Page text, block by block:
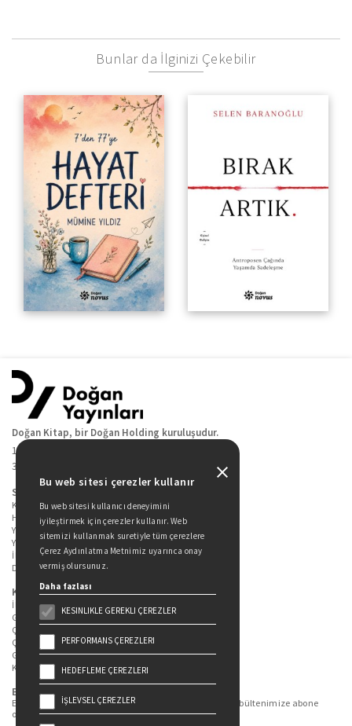
Bunlar da İlginizi Çekebilir
Doğan Kitap, bir Doğan Holding kuruluşudur.
19 Mayıs Cad. Golden Plaza No:1 Kat:10
34360 / Şişli / İstanbul
Sitede Yer Alan Sayfalar
Kitaplarımız
Hakkımızda
Yazarlarımız
Yazar Adayları İçin
İletişim
Duygu Asena Roman Ödülü
Kişisel Verilerin Korunması
İlgili Kişi Başvuru Formu
Genel Aydınlatma Metni
Çekiliş Aydınlatma Metni
Çerez Aydınlatma Metni
Gizlilik Politikası
Kullanım Şartları
Bizi Takip Edin...
En güncel kitap ve etkinliklerden haberdar olmak için bültenimize abone
olun.
Bu web sitesi çerezler kullanır
Bu web sitesi kullanıcı deneyimini
iyileştirmek için çerezler kullanır. Web
sitemizi kullanmak suretiyle tüm çerezlere
Çerez Aydınlatma Metnimiz uyarınca onay
vermiş olursunuz.
Daha fazlası
KESINLIKLE GEREKLI ÇEREZLER
PERFORMANS ÇEREZLERI
HEDEFLEME ÇEREZLERI
İŞLEVSEL ÇEREZLER